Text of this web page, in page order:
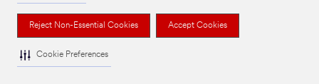
Reject Non-Essential Cookies Accept Cookies
Cookie Preferences